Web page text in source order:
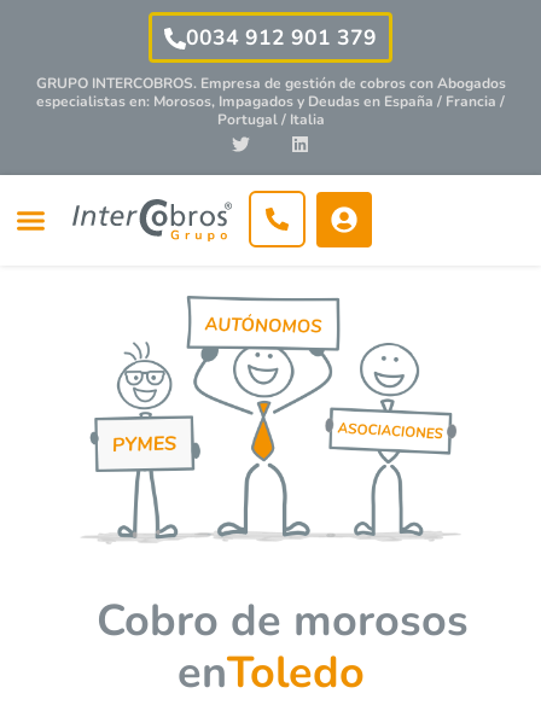
0034 912 901 379
GRUPO INTERCOBROS. Empresa de gestión de cobros conAbogados
especialistasen: Morosos, Impagados y Deudas en España / Francia /
Portugal / Italia
Cobro de morosos
enToledo